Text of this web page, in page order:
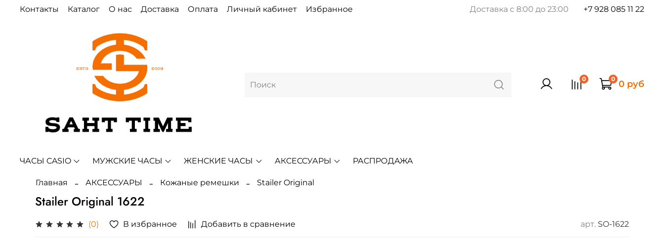
Контакты Каталог О нас Доставка Оплата Личный кабинет Избранное Доставка с 8:00 до 23:00 +7 928 085 11 22
0 0 0 руб
ЧАСЫ CASIO МУЖСКИЕ ЧАСЫ ЖЕНСКИЕ ЧАСЫ АКСЕССУАРЫ РАСПРОДАЖА
Главная АКСЕССУАРЫ Кожаные ремешки Stailer Original
Stailer Original 1622
(0) В избранное Добавить в сравнение арт. SO-1622